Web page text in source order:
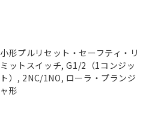
小形プルリセット・セーフティ・リ
ミットスイッチ, G1/2（1コンジッ
ト）, 2NC/1NO, ローラ・プランジ
ャ形